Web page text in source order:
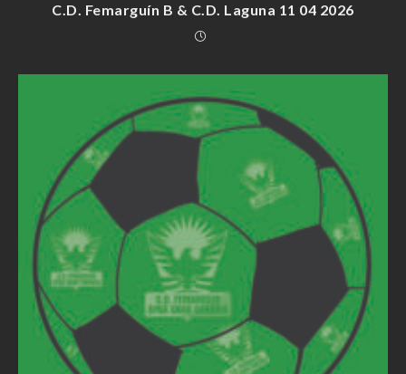
C.D. Femarguín B & C.D. Laguna 11 04 2026